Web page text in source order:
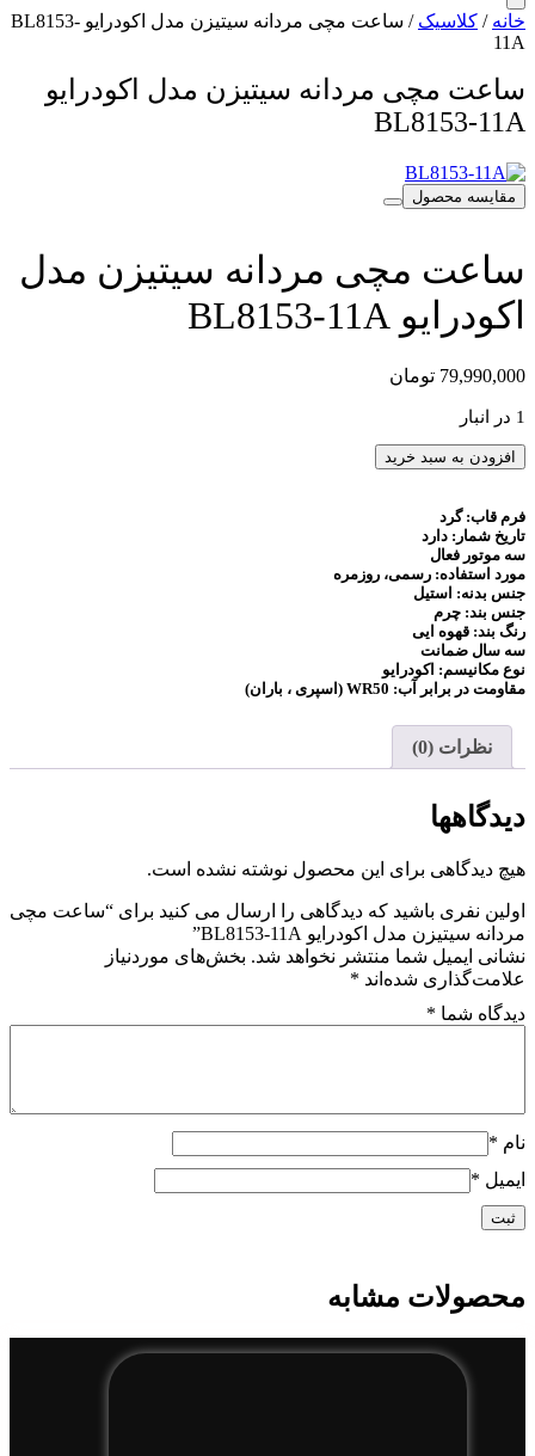
خانه / کلاسیک
/ ساعت مچی مردانه سیتیزن مدل اکودرایو BL8153-
11A
ساعت مچی مردانه سیتیزن مدل اکودرایو
BL8153-11A
مقایسه محصول
ساعت مچی مردانه سیتیزن مدل
اکودرایو BL8153-11A
79,990,000 تومان
1 در انبار
ساعت
سیتیزن
مدل
اکودرایو
BL8153-
11A
عدد
افزودن به سبد خرید
فرم قاب: گرد
تاریخ شمار: دارد
سه موتور فعال
مورد استفاده: رسمی، روزمره
جنس بدنه: استیل
جنس بند: چرم
رنگ بند: قهوه ایی
سه سال ضمانت
نوع مکانیسم: اکودرایو
مقاومت در برابر آب: WR50 (اسپری ، باران)
نظرات (0)
دیدگاهها
هیچ دیدگاهی برای این محصول نوشته نشده است.
اولین نفری باشید که دیدگاهی را ارسال می کنید برای “ساعت مچی
مردانه سیتیزن مدل اکودرایو BL8153-11A”
نشانی ایمیل شما منتشر نخواهد شد. بخش‌های موردنیاز
علامت‌گذاری شده‌اند *
دیدگاه شما *
نام *
ایمیل *
محصولات مشابه